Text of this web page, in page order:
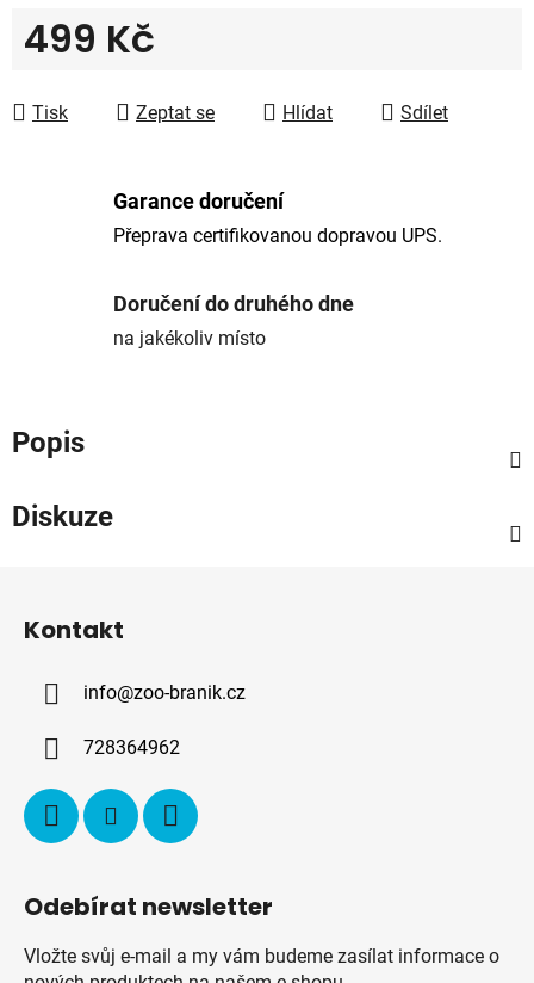
499 Kč
Tisk
Zeptat se Hlídat Sdílet
Garance doručení
Přeprava certifikovanou dopravou UPS.
Doručení do druhého dne
na jakékoliv místo
Popis
Diskuze
Kontakt
info@zoo-branik.cz
728364962
Odebírat newsletter
Vložte svůj e-mail a my vám budeme zasílat informace o